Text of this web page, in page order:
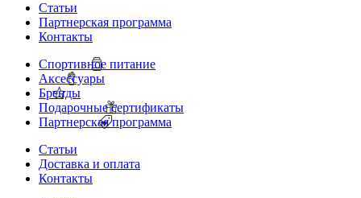
Статьи
Партнерская программа
Контакты
Спортивное питание
Аксессуары
Бренды
Подарочные сертификаты
Партнерская программа
Статьи
Доставка и оплата
Контакты